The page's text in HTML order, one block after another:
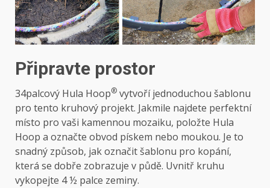
Připravte prostor
34palcový Hula Hoop® vytvoří jednoduchou šablonu
pro tento kruhový projekt. Jakmile najdete perfektní
místo pro vaši kamennou mozaiku, položte Hula
Hoop a označte obvod pískem nebo moukou. Je to
snadný způsob, jak označit šablonu pro kopání,
která se dobře zobrazuje v půdě. Uvnitř kruhu
vykopejte 4 ½ palce zeminy.